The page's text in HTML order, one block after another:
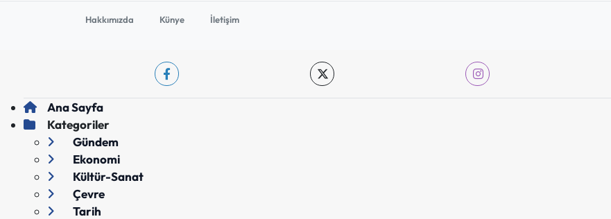
Hakkımızda Künye İletişim
Ana Sayfa
Kategoriler
Gündem
Ekonomi
Kültür-Sanat
Çevre
Tarih